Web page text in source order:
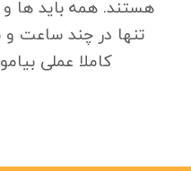
هستند. همه باید ها و
تنها در چند ساعت
کاملا عملی